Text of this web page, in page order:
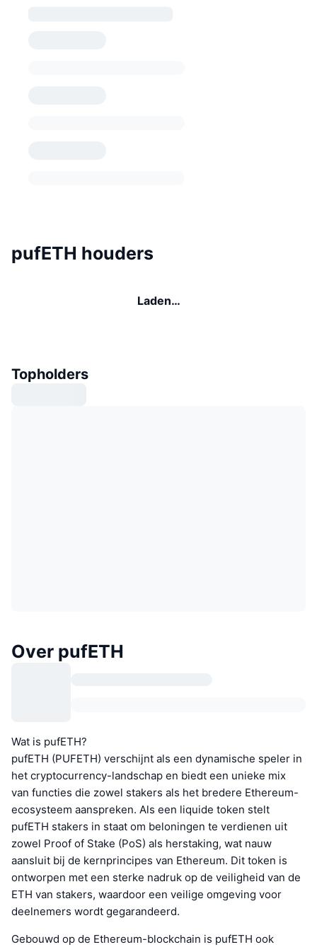
pufETH houders
Laden…
Topholders
Over pufETH
Wat is pufETH?
pufETH (PUFETH) verschijnt als een dynamische speler in
het cryptocurrency-landschap en biedt een unieke mix
van functies die zowel stakers als het bredere Ethereum-
ecosysteem aanspreken. Als een liquide token stelt
pufETH stakers in staat om beloningen te verdienen uit
zowel Proof of Stake (PoS) als herstaking, wat nauw
aansluit bij de kernprincipes van Ethereum. Dit token is
ontworpen met een sterke nadruk op de veiligheid van de
ETH van stakers, waardoor een veilige omgeving voor
deelnemers wordt gegarandeerd.
Gebouwd op de Ethereum-blockchain is pufETH ook